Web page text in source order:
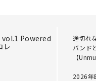
Powered
レ
途切れ
バンド
【
2026年